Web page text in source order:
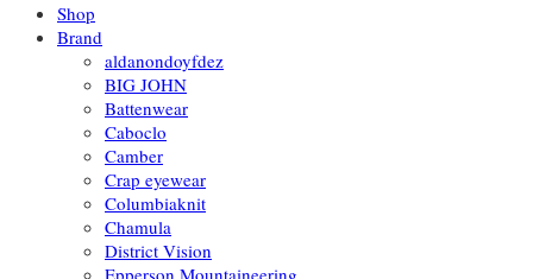
Shop
Brand
aldanondoyfdez
BIG JOHN
Battenwear
Caboclo
Camber
Crap eyewear
Columbiaknit
Chamula
District Vision
Epperson Mountaineering